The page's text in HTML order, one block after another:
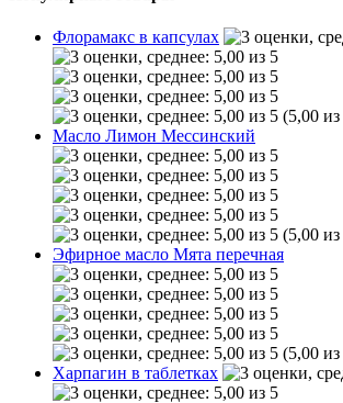
Флорамакс в капсулах
(5,00
Масло Лимон Мессинский
(5,00
Эфирное масло Мята перечная
(5,00
Харпагин в таблетках